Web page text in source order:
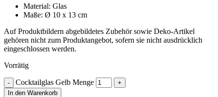
Material: Glas
Maße: Ø 10 x 13 cm
Auf Produktbildern abgebildetes Zubehör sowie Deko-Artikel
gehören nicht zum Produktangebot, sofern sie nicht ausdrücklich
eingeschlossen werden.
Vorrätig
- Cocktailglas Gelb Menge
+
In den Warenkorb